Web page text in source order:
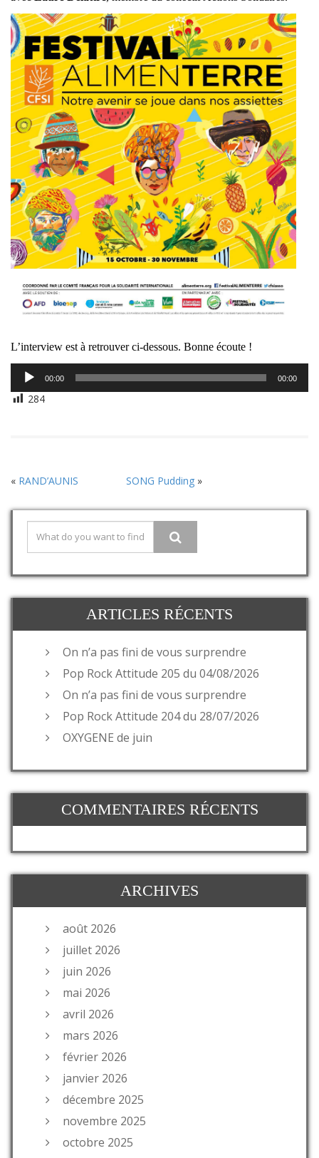
L’interview est à retrouver ci-dessous. Bonne écoute !
Lecteur
audio
00:00 00:00
284
« RAND’AUNIS SONG Pudding»
ARTICLES RÉCENTS
On n’a pas fini de vous surprendre
Pop Rock Attitude 205 du 04/08/2026
On n’a pas fini de vous surprendre
Pop Rock Attitude 204 du 28/07/2026
OXYGENE de juin
COMMENTAIRES RÉCENTS
ARCHIVES
août 2026
juillet 2026
juin 2026
mai 2026
avril 2026
mars 2026
février 2026
janvier 2026
décembre 2025
novembre 2025
octobre 2025